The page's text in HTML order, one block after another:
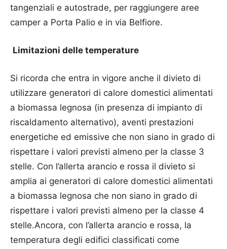
tangenziali e autostrade, per raggiungere aree
camper a Porta Palio e in via Belfiore.
Limitazioni delle temperature
Si ricorda che entra in vigore anche il divieto di
utilizzare generatori di calore domestici alimentati
a biomassa legnosa (in presenza di impianto di
riscaldamento alternativo), aventi prestazioni
energetiche ed emissive che non siano in grado di
rispettare i valori previsti almeno per la classe 3
stelle. Con l’allerta arancio e rossa il divieto si
amplia ai generatori di calore domestici alimentati
a biomassa legnosa che non siano in grado di
rispettare i valori previsti almeno per la classe 4
stelle.Ancora, con l’allerta arancio e rossa, la
temperatura degli edifici classificati come